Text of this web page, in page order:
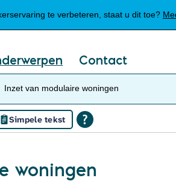
te verbeteren, staat u dit toe?
Contact
Inzet van modulaire woningen
Simpele tekst
woningen